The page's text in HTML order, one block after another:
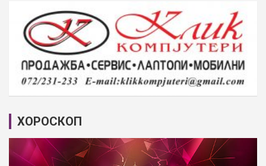
ХОРОСКОП